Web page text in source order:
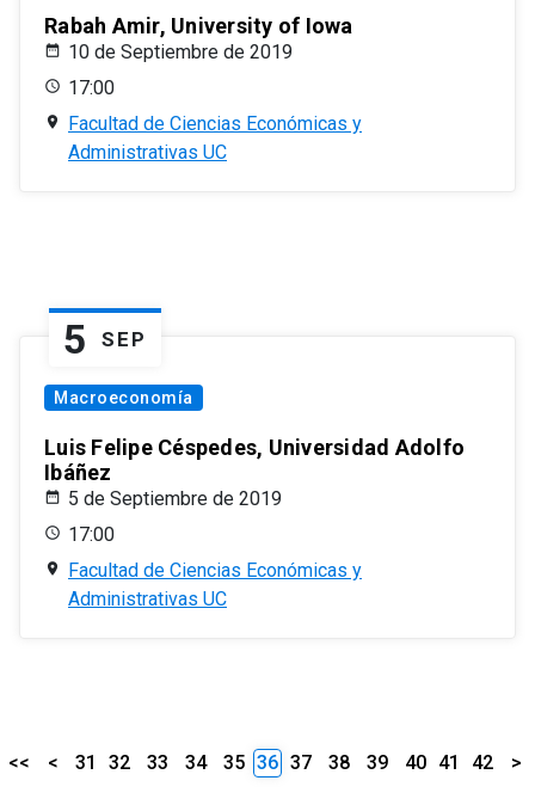
Rabah Amir, University of Iowa
10 de Septiembre de 2019
17:00
Facultad de Ciencias Económicas y
Administrativas UC
5 SEP
Macroeconomía
Luis Felipe Céspedes, Universidad Adolfo
Ibáñez
5 de Septiembre de 2019
17:00
Facultad de Ciencias Económicas y
Administrativas UC
<< < 31 32 33 34 35 36 37 38 39 40 41 42 >